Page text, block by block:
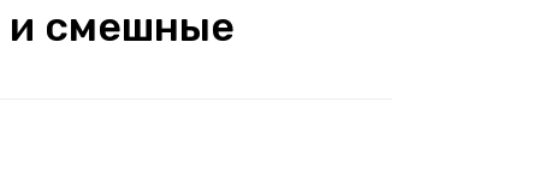
и смешные